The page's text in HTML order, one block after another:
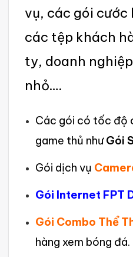
vụ, các gói cước
các tệp khách
ty, doanh
nhỏ….
‌Các gói có tốc độ
game thủ nhưGói
Gói dịch vụ
Gói Internet FPT
Gói Combo Thể
hàng xem bóng đá.